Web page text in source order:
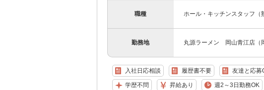
職種 ホール・キッチンスタッフ（
勤務地 丸源ラーメン 岡山青江店（
入社日応相談 履歴書不要 友達と応募
学歴不問 昇給あり 週2～3日勤務OK